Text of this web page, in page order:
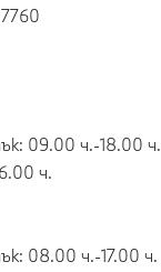
09.00 ч.-18.00 ч.
ч.
08.00 ч.-17.00 ч.